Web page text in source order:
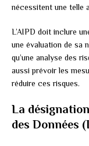
nécessitent une telle
L’AIPD doit inclure
une évaluation de sa
qu’une analyse des
aussi prévoir les
réduire ces risques.
La
des Données